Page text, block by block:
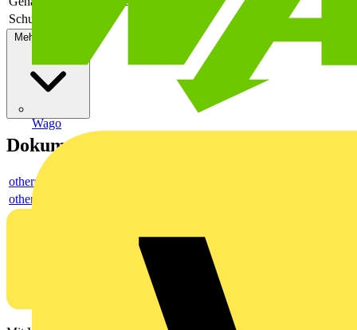
Wago
Schutzart (IP)
Mehr anzeigen
Dokumente
others
others